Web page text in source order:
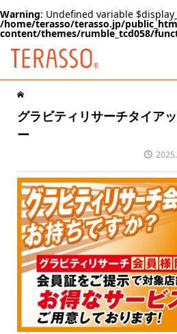
Warning: Undefined variable
/home/terasso/terasso.jp/
content/themes/rumble_tcd058/
グラビティリサーチタイア
ー